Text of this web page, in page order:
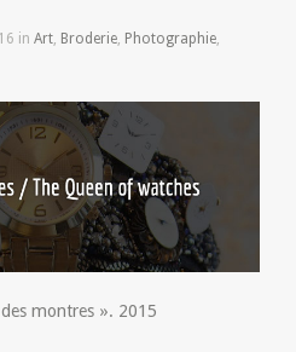
in Art, Broderie, Photographie,
montres ». 2015